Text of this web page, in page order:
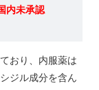
内未承認
おり、内服薬は
ジル成分を含ん